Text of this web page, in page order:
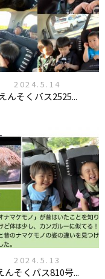
2024.5.14
えんそくバス2525...
2024.5.13
んそくバス810号...